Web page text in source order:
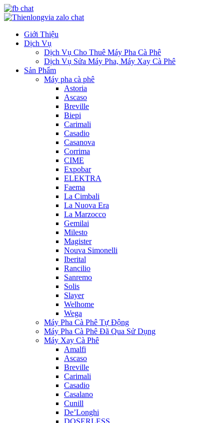
Giới Thiệu
Dịch Vụ
Dịch Vụ Cho Thuê Máy Pha Cà Phê
Dịch Vụ Sửa Máy Pha, Máy Xay Cà Phê
Sản Phẩm
Máy pha cà phê
Astoria
Ascaso
Breville
Biepi
Carimali
Casadio
Casanova
Corrima
CIME
Expobar
ELEKTRA
Faema
La Cimbali
La Nuova Era
La Marzocco
Gemilai
Milesto
Magister
Nouva Simonelli
Iberital
Rancilio
Sanremo
Solis
Slayer
Welhome
Wega
Máy Pha Cà Phê Tự Động
Máy Pha Cà Phê Đã Qua Sử Dụng
Máy Xay Cà Phê
Amalfi
Ascaso
Breville
Carimali
Casadio
Casalano
Cunill
De’Longhi
DOSERLESS